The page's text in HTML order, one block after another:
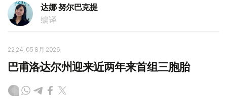
达娜 努尔巴克提
编译
22:24, 05 8月 2026
巴甫洛达尔州迎来近两年来首组三胞胎